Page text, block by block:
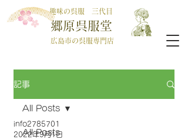
趣味の呉服 三代目
郷原呉服堂
広島市の呉服専門店
記事
All Posts
All Posts
info2785701
2022年9月1日